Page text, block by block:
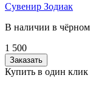
Сувенир Зодиак
В наличии в
1 500
Заказать
Купить в один клик